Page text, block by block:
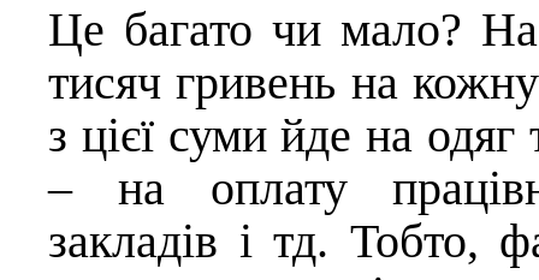
Це багато чи мало?
тисяч гривень на
з цієї суми йде на
– на оплату
закладів і тд. Тобто,